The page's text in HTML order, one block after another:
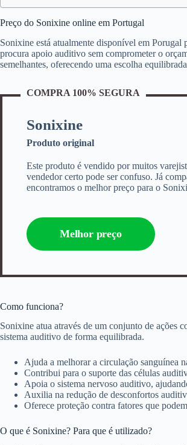
Preço do Sonixine online em Portugal
Sonixine está atualmente disponível em
procura apoio auditivo sem comprometer o
semelhantes, oferecendo uma escolha
COMPRA 100% SEGURA
Sonixine
Produto original
Este produto é vendido por muitos
vendedor certo pode ser confuso. Já
encontramos o melhor preço para o
Melhor preço
Como funciona?
Sonixine atua através de um conjunto de ações
sistema auditivo de forma equilibrada.
Ajuda a melhorar a circulação sanguínea
Contribui para o suporte das células
Apoia o sistema nervoso auditivo,
Auxilia na redução de desconfortos
Oferece proteção contra fatores que
O que é Sonixine? Para que é utilizado?